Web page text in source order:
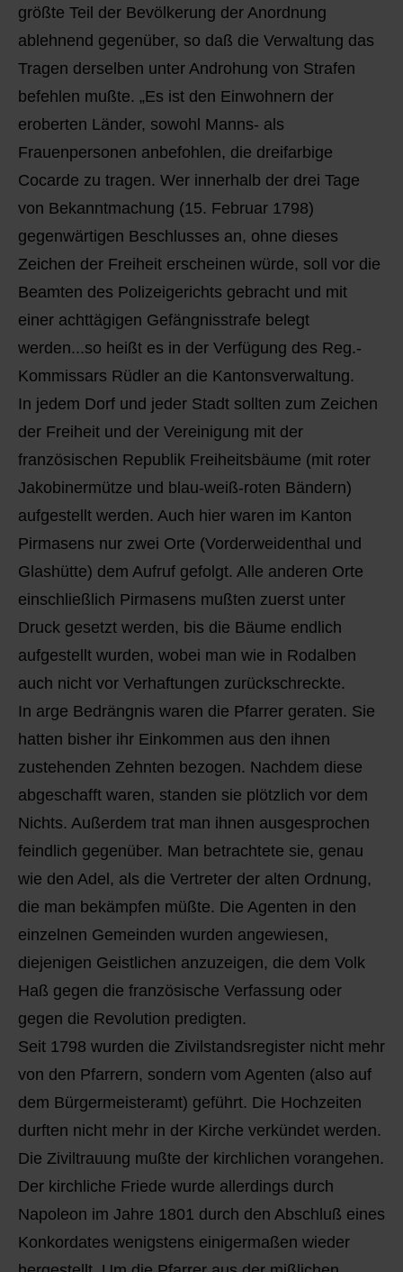
größte Teil der Bevölkerung der Anordnung
ablehnend gegenüber, so daß die Verwaltung das
Tragen derselben unter Androhung von Strafen
befehlen mußte. „Es ist den Einwohnern der
eroberten Länder, sowohl Manns- als
Frauenpersonen anbefohlen, die dreifarbige
Cocarde zu tragen. Wer innerhalb der drei Tage
von Bekanntmachung (15. Februar 1798)
gegenwärtigen Beschlusses an, ohne dieses
Zeichen der Freiheit erscheinen würde, soll vor die
Beamten des Polizeigerichts gebracht und mit
einer achttägigen Gefängnisstrafe belegt
werden...so heißt es in der Verfügung des Reg.-
Kommissars Rüdler an die Kantonsverwaltung.
In jedem Dorf und jeder Stadt sollten zum Zeichen
der Freiheit und der Vereinigung mit der
französischen Republik Freiheitsbäume (mit roter
Jakobinermütze und blau-weiß-roten Bändern)
aufgestellt werden. Auch hier waren im Kanton
Pirmasens nur zwei Orte (Vorderweidenthal und
Glashütte) dem Aufruf gefolgt. Alle anderen Orte
einschließlich Pirmasens mußten zuerst unter
Druck gesetzt werden, bis die Bäume endlich
aufgestellt wurden, wobei man wie in Rodalben
auch nicht vor Verhaftungen zurückschreckte.
In arge Bedrängnis waren die Pfarrer geraten. Sie
hatten bisher ihr Einkommen aus den ihnen
zustehenden Zehnten bezogen. Nachdem diese
abgeschafft waren, standen sie plötzlich vor dem
Nichts. Außerdem trat man ihnen ausgesprochen
feindlich gegenüber. Man betrachtete sie, genau
wie den Adel, als die Vertreter der alten Ordnung,
die man bekämpfen müßte. Die Agenten in den
einzelnen Gemeinden wurden angewiesen,
diejenigen Geistlichen anzuzeigen, die dem Volk
Haß gegen die französische Verfassung oder
gegen die Revolution predigten.
Seit 1798 wurden die Zivilstandsregister nicht mehr
von den Pfarrern, sondern vom Agenten (also auf
dem Bürgermeisteramt) geführt. Die Hochzeiten
durften nicht mehr in der Kirche verkündet werden.
Die Ziviltrauung mußte der kirchlichen vorangehen.
Der kirchliche Friede wurde allerdings durch
Napoleon im Jahre 1801 durch den Abschluß eines
Konkordates wenigstens einigermaßen wieder